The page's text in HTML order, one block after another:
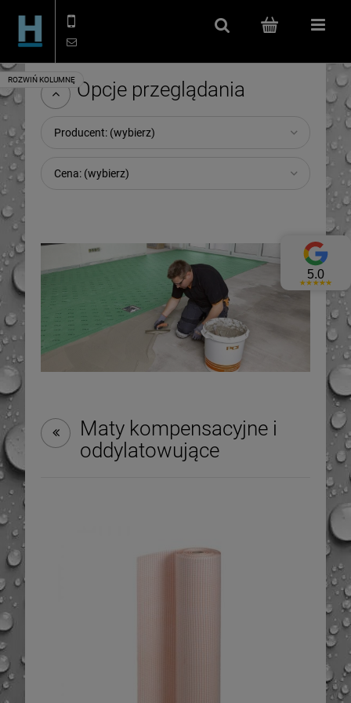
-9%
Opcje przeglądania
Producent: (wybierz)
Cena: (wybierz)
Maty kompensacyjne i
oddylatowujące